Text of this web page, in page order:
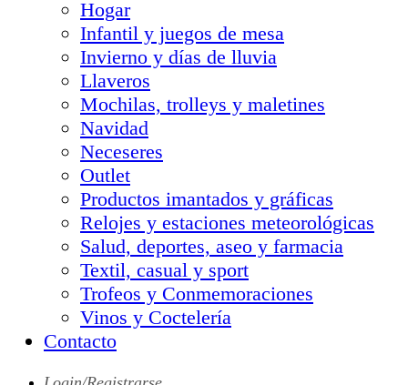
Hogar
Infantil y juegos de mesa
Invierno y días de lluvia
Llaveros
Mochilas, trolleys y maletines
Navidad
Neceseres
Outlet
Productos imantados y gráficas
Relojes y estaciones meteorológicas
Salud, deportes, aseo y farmacia
Textil, casual y sport
Trofeos y Conmemoraciones
Vinos y Coctelería
Contacto